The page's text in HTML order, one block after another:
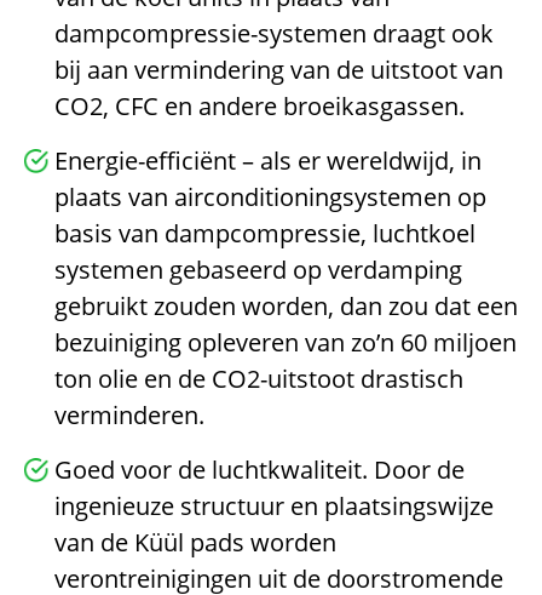
dampcompressie-systemen draagt ook
bij aan vermindering van de uitstoot van
CO2, CFC en andere broeikasgassen.
Energie-efficiënt – als er wereldwijd, in
plaats van airconditioningsystemen op
basis van dampcompressie, luchtkoel
systemen gebaseerd op verdamping
gebruikt zouden worden, dan zou dat een
bezuiniging opleveren van zo’n 60 miljoen
ton olie en de CO2-uitstoot drastisch
verminderen.
Goed voor de luchtkwaliteit. Door de
ingenieuze structuur en plaatsingswijze
van de Küül pads worden
verontreinigingen uit de doorstromende